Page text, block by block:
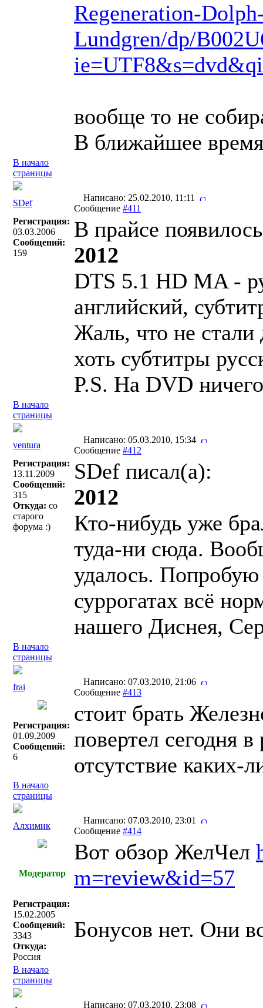
Regeneration-
Lundgren/dp/
вообще то не
В ближайшее
В начало
страницы
SDef
Написано: 25.02.2010, 11:11
Сообщение #411
Регистрация:
03.03.2006
Сообщений:
159
В прайсе
2012
DTS 5.1 HD MA -
английский,
Жаль, что не стали
хоть субтитры
P.S. На DVD
В начало
страницы
ventura
Написано: 05.03.2010, 15:34
Сообщение #412
Регистрация:
13.11.2009
Сообщений:
315
Откуда: со
старого
форума :)
SDef писал(a):
2012
Кто-нибудь уже
туда-ни сюда.
удалось.
суррогатах всё
нашего Диснея,
В начало
страницы
frai
Написано: 07.03.2010, 21:06
Сообщение #413
Регистрация:
01.09.2009
Сообщений:
6
стоит брать
повертел сегодня в
отсутствие каких-
В начало
страницы
Алхимик
Написано: 07.03.2010, 23:01
Сообщение #414
Модератор
Регистрация:
15.02.2005
Сообщений:
3343
Откуда:
Россия
Вот обзор ЖелЧел
m=review&id=57
Бонусов нет. Они
В начало
страницы
Написано: 07.03.2010, 23:08